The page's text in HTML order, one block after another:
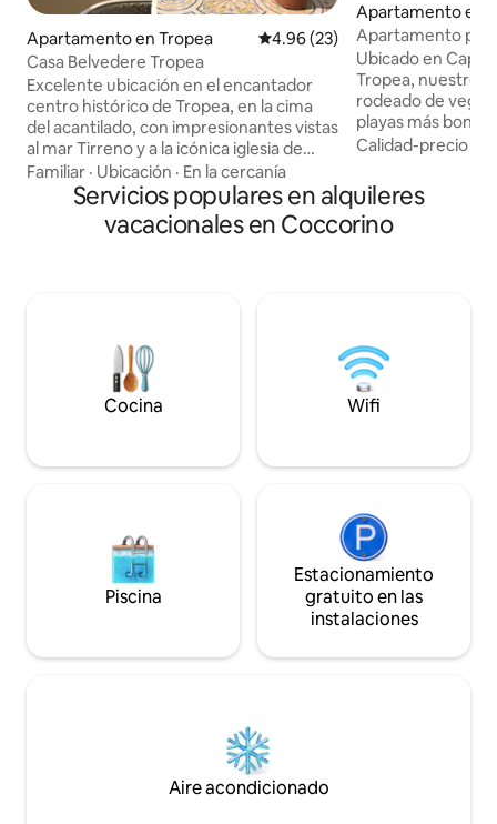
Apartamento en Tropea Calificación promedio: 4.96 de
4.96 (23)
Casa Belvedere Tropea
Excelente ubicación en el encantador
centro histórico de Tropea, en la cima
del acantilado, con impresionantes vistas
al mar Tirreno y a la icónica iglesia de
Santa Maria dell'Isola y las playas de
Tropea, así como a las islas Eolias. El
apartamento fue reformado
recientemente y se encuentra en un
libre con hermosos azulejos, barbacoa y
zona de estar.
Familiar · Ubicación · En la cercanía
Apartamento en
Apartamento
Vaticano (Tropea)
Ubicado en Capo
Tropea, nuestro
rodeado de
playas más
de vistas
ubicación
pero estamos a
San Nicolò, con
Mediterráneo.
Calidad-precio
Servicios populares en alquileres
vacacionales en Coccorino
Cocina Wifi
Piscina
Estacionamiento
gratuito en las
instalaciones
Aire acondicionado